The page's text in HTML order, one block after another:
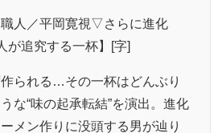
人／平岡寛視▽さらに進化
が追究する一杯】[字]
られる…その一杯はどんぶり
な“味の起承転結”を演出。進化
メン作りに没頭する男が辿り